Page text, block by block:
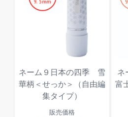
ネーム９日本の四季 雪
華柄＜せっか＞（自由編
集タイプ）
販売価格
ネ
富